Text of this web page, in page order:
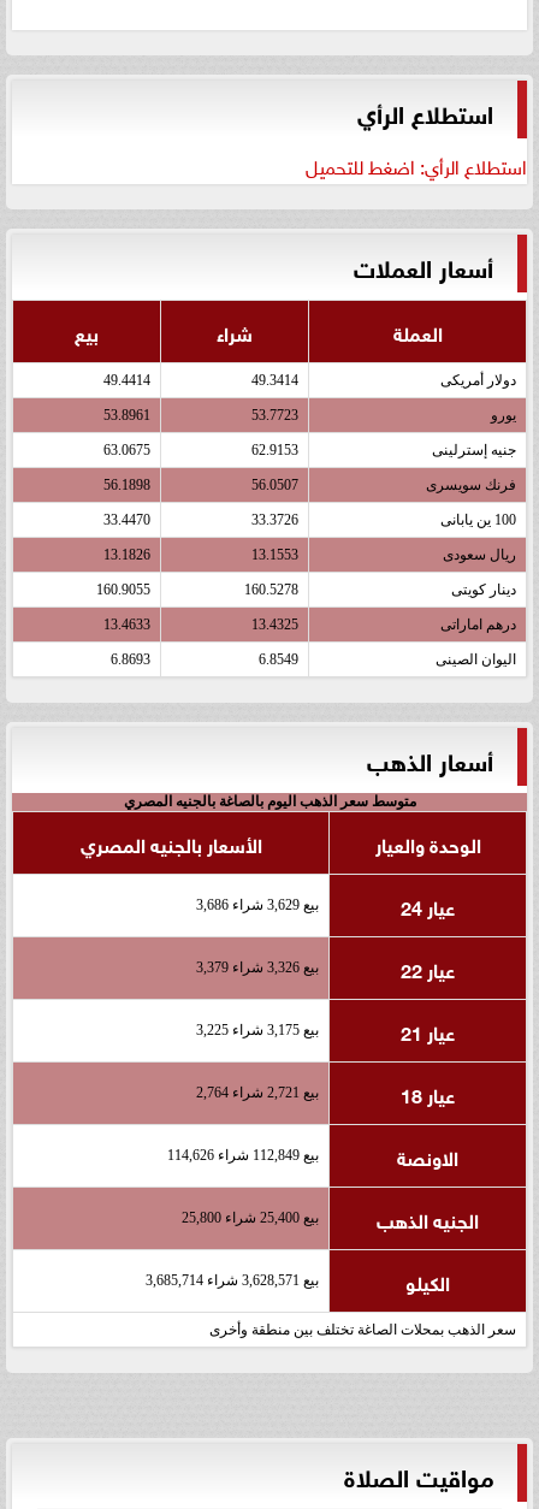
استطلاع الرأي
استطلاع الرأي: اضغط للتحميل
أسعار العملات
العملة شراء بيع
دولار أمريكى 49.3414
49.4414
يورو 53.7723
53.8961
جنيه إسترلينى 62.9153
63.0675
فرنك سويسرى 56.0507
56.1898
100 ين يابانى 33.3726
33.4470
ريال سعودى 13.1553
13.1826
دينار كويتى 160.5278
160.9055
درهم اماراتى 13.4325
13.4633
اليوان الصينى 6.8549
6.8693
أسعار الذهب
متوسط سعر الذهب اليوم بالصاغة بالجنيه المصري
الوحدة والعيار
الأسعار بالجنيه المصري
عيار 24
بيع 3,629 شراء 3,686
عيار 22 بيع 3,326 شراء 3,379
عيار 21 بيع 3,175 شراء 3,225
عيار 18 بيع 2,721 شراء 2,764
الاونصة بيع 112,849 شراء 114,626
الجنيه الذهب بيع 25,400 شراء 25,800
الكيلو بيع 3,628,571 شراء 3,685,714
سعر الذهب بمحلات الصاغة تختلف بين منطقة وأخرى
مواقيت الصلاة